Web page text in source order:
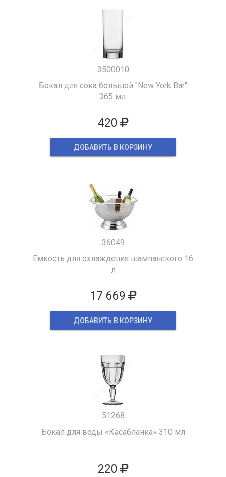
3500010
Бокал для сока большой "New York Bar"
365 мл.
420
ДОБАВИТЬ В КОРЗИНУ
36049
Емкость для охлаждения шампанского 16
л
17 669
ДОБАВИТЬ В КОРЗИНУ
51268
Бокал для воды «Касабланка» 310 мл
220